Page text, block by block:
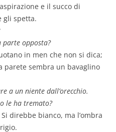
e il succo di
gli spetta.
parte opposta?
in men che non si dica;
parete sembra un bavaglino
a un niente dall’orecchio.
le ha tremato?
direbbe bianco, ma l’ombra